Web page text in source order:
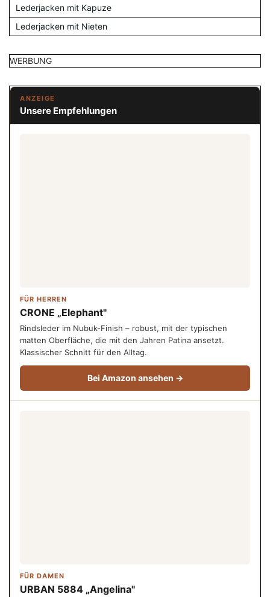
Lederjacken mit Kapuze
Lederjacken mit Nieten
WERBUNG
ANZEIGE
Unsere Empfehlungen
FÜR HERREN
CRONE „Elephant"
Rindsleder im Nubuk-Finish – robust, mit der typischen
matten Oberfläche, die mit den Jahren Patina ansetzt.
Klassischer Schnitt für den Alltag.
Bei Amazon ansehen →
FÜR DAMEN
URBAN 5884 „Angelina"